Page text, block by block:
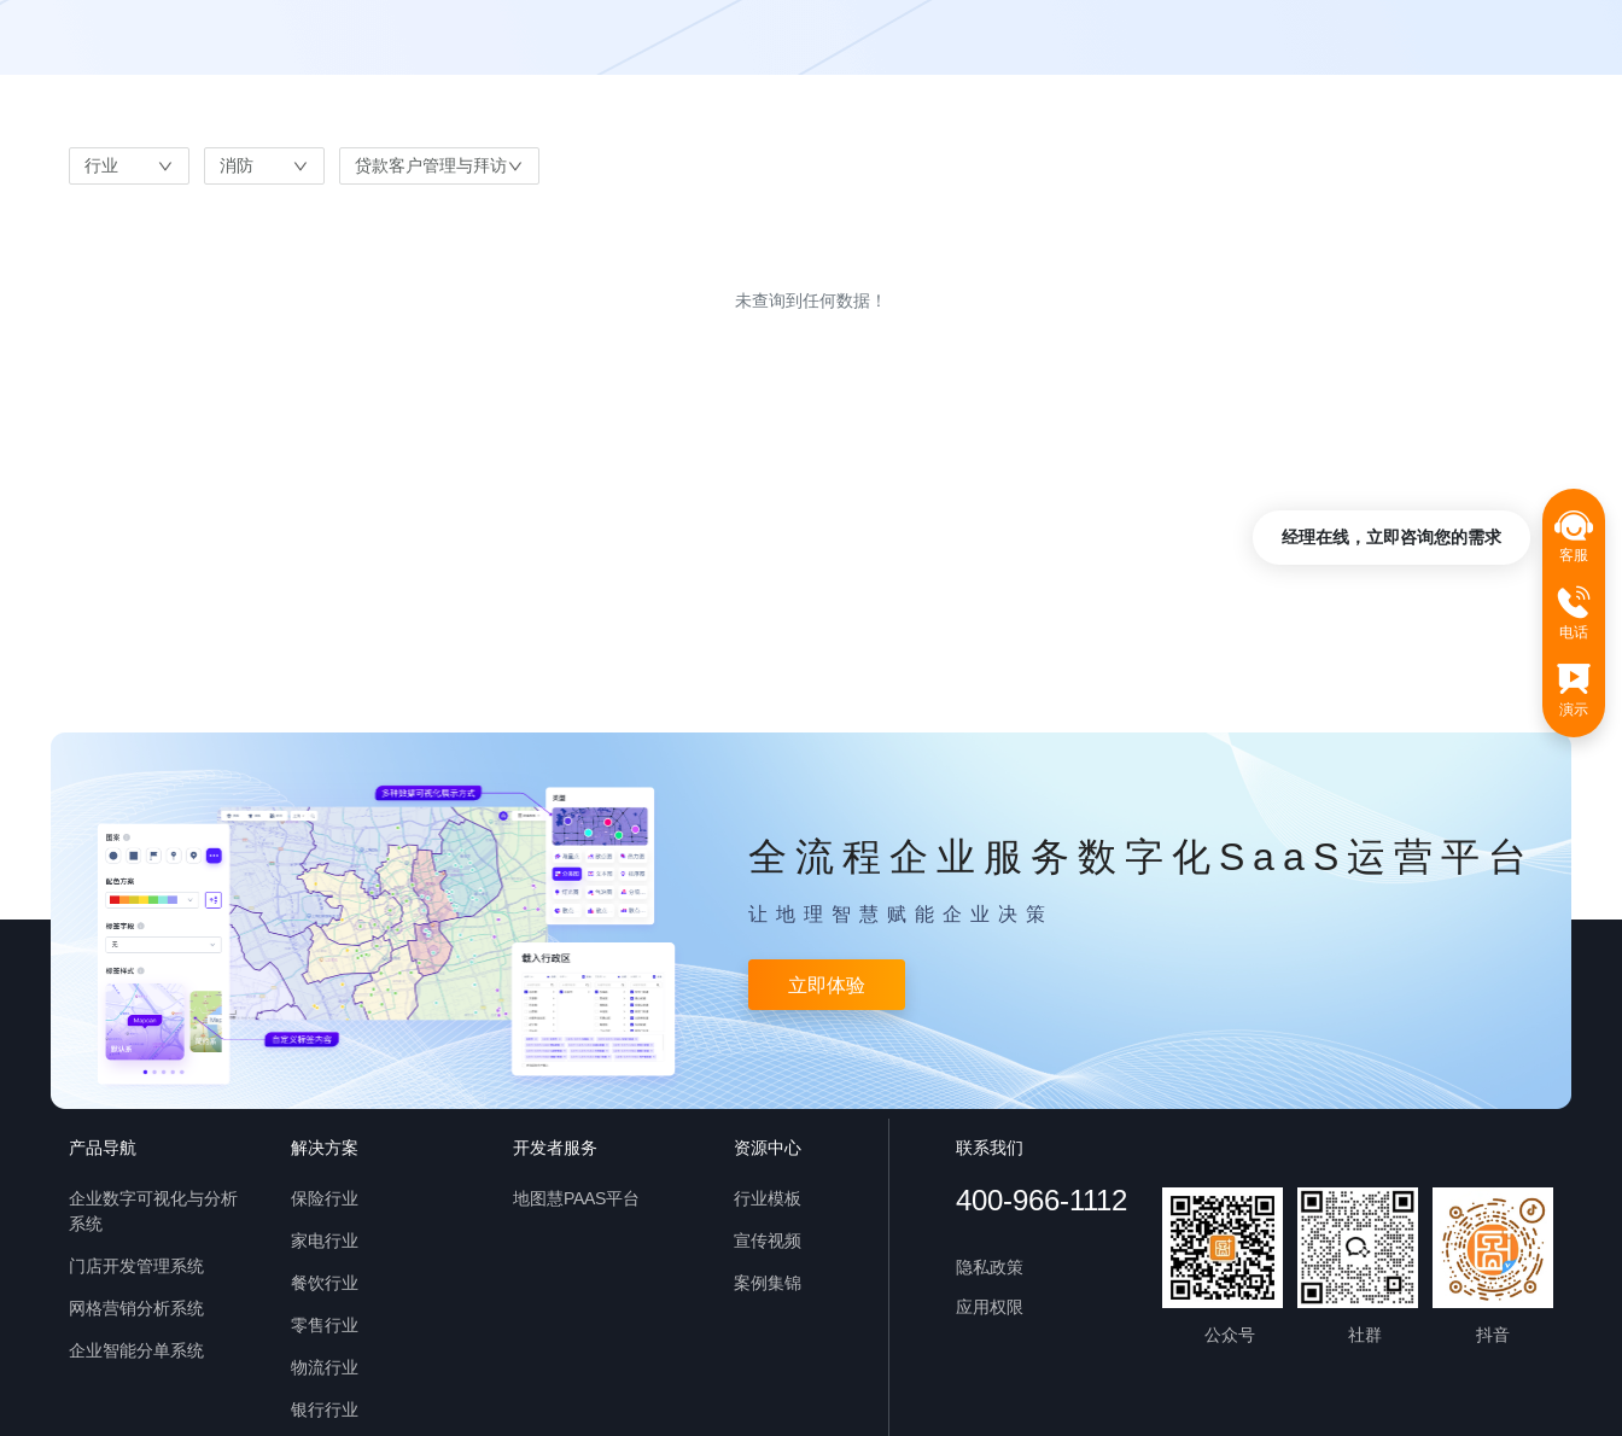
行业 消防 贷款客户管理与拜访
未查询到任何数据！
全流程企业服务数字化SaaS运营平台
让地理智慧赋能企业决策
立即体验
产品导航
企业数字可视化与分析
系统
门店开发管理系统
网格营销分析系统
企业智能分单系统
解决方案
保险行业
家电行业
餐饮行业
零售行业
物流行业
银行行业
开发者服务
地图慧PAAS平台
资源中心
行业模板
宣传视频
案例集锦
联系我们
400-966-1112
隐私政策
应用权限
公众号
社群 抖音
客服
电话
演示
经理在线，立即咨询您的需求